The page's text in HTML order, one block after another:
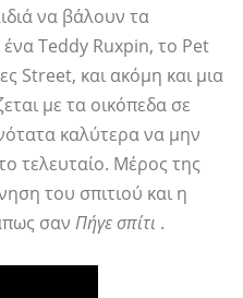
να βάλουν τα
ένα Teddy Ruxpin, το Pet
Street, και ακόμη και μια
με τα οικόπεδα σε
καλύτερα να μην
τελευταίο. Μέρος της
του σπιτιού και η
σαν Πήγε σπίτι .